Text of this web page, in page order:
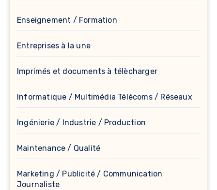
Enseignement / Formation
Entreprises à la une
Imprimés et documents à télècharger
Informatique / Multimédia Télécoms / Réseaux
Ingénierie / Industrie / Production
Maintenance / Qualité
Marketing / Publicité / Communication
Journaliste